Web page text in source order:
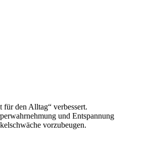
den Alltag“ verbessert.
und Entspannung
vorzubeugen.